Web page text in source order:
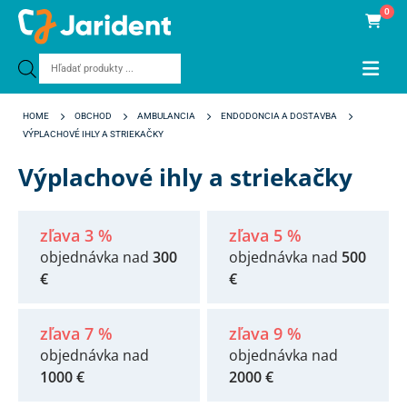
Products
0
HOME OBCHOD AMBULANCIA
ENDODONCIA A DOSTAVBA
VÝPLACHOVÉ IHLY A STRIEKAČKY
Výplachové ihly a striekačky
zľava 3 %
objednávka nad 300
€
zľava 5 %
objednávka nad 500
€
zľava 7 %
objednávka nad
1000 €
zľava 9 %
objednávka nad
2000 €